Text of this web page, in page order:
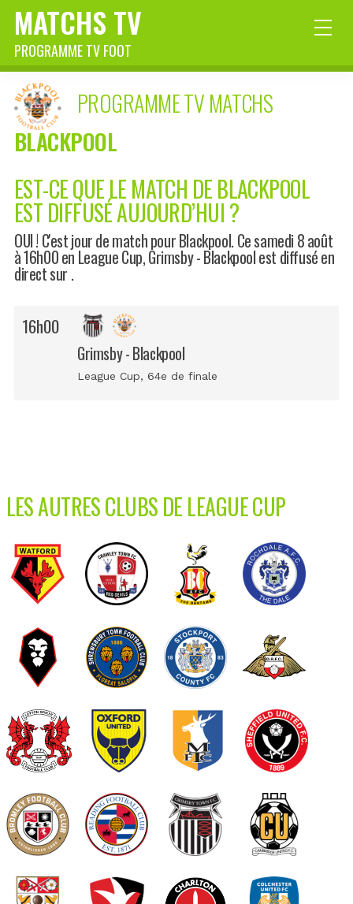
MATCHS TV
PROGRAMME TV FOOT
PROGRAMME TV MATCHS
BLACKPOOL
EST-CE QUE LE MATCH DE BLACKPOOL
EST DIFFUSÉ AUJOURD’HUI ?
OUI ! C'est jour de match pour Blackpool. Ce samedi 8 août
à 16h00 en League Cup, Grimsby - Blackpool est diffusé en
direct sur .
16h00
Grimsby - Blackpool
League Cup, 64e de finale
LES AUTRES CLUBS DE LEAGUE CUP